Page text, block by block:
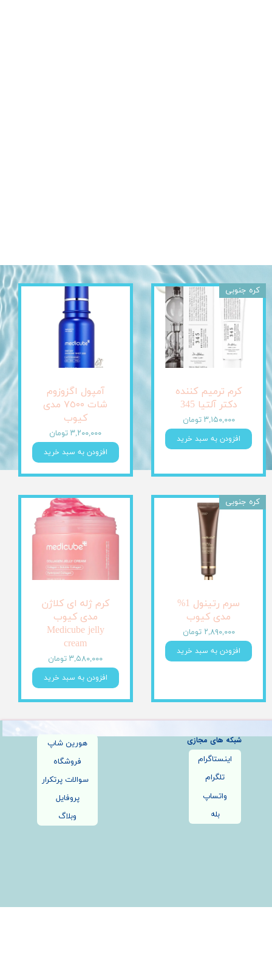
کرم ترمیم کننده
دکتر آلتیا 345
۳,۱۵۰,۰۰۰ تومان
افزودن به سبد خرید
کره جنوبی
آمپول اگزوزوم
شات ٧٥٠٠ مدی
کیوب
۳,۲۰۰,۰۰۰ تومان
افزودن به سبد خرید
سرم رتینول 1%
مدی کیوب
۲,۸۹۰,۰۰۰ تومان
افزودن به سبد خرید
کره جنوبی
کرم ژله ای کلاژن
مدی کیوب
Medicube jelly
cream
۳,۵۸۰,۰۰۰ تومان
افزودن به سبد خرید
هورین شاپ
فروشگاه
سوالات پرتکرار
پروفایل
وبلاگ
اینستاگرام
تلگرام
واتساپ
بله
شبکه های مجازی